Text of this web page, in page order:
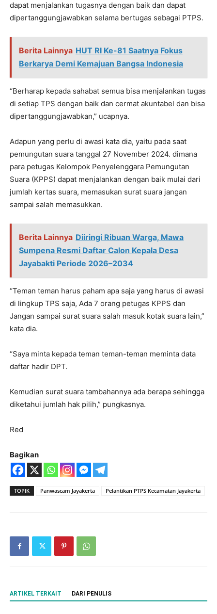
dapat menjalankan tugasnya dengan baik dan dapat
dipertanggungjawabkan selama bertugas sebagai PTPS.
Berita Lainnya HUT RI Ke-81 Saatnya Fokus
Berkarya Demi Kemajuan Bangsa Indonesia
“Berharap kepada sahabat semua bisa menjalankan tugas
di setiap TPS dengan baik dan cermat akuntabel dan bisa
dipertanggungjawabkan,” ucapnya.
Adapun yang perlu di awasi kata dia, yaitu pada saat
pemungutan suara tanggal 27 November 2024. dimana
para petugas Kelompok Penyelenggara Pemungutan
Suara (KPPS) dapat menjalankan dengan baik mulai dari
jumlah kertas suara, memasukan surat suara jangan
sampai salah memasukkan.
Berita Lainnya Diiringi Ribuan Warga, Mawa
Sumpena Resmi Daftar Calon Kepala Desa
Jayabakti Periode 2026–2034
“Teman teman harus paham apa saja yang harus di awasi
di lingkup TPS saja, Ada 7 orang petugas KPPS dan
Jangan sampai surat suara salah masuk kotak suara lain,”
kata dia.
“Saya minta kepada teman teman-teman meminta data
daftar hadir DPT.
Kemudian surat suara tambahannya ada berapa sehingga
diketahui jumlah hak pilih,” pungkasnya.
Red
Bagikan
TOPIK Panwascam Jayakerta Pelantikan PTPS Kecamatan Jayakerta
ARTIKEL TERKAIT DARI PENULIS